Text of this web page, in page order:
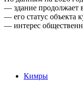
— здание продолжает
— его статус объекта
— интерес
Кимры